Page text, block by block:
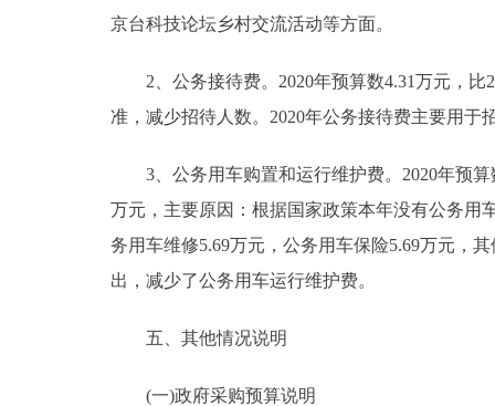
京台科技论坛乡村交流活动等方面。
2、公务接待费。2020年预算数4.31万元，比
准，减少招待人数。2020年公务接待费主要用
3、公务用车购置和运行维护费。2020年预算
万元，主要原因：根据国家政策本年没有公务用
务用车维修5.69万元，公务用车保险5.69万元，
出，减少了公务用车运行维护费。
五、其他情况说明
(一)政府采购预算说明